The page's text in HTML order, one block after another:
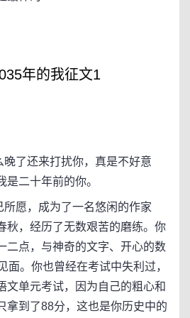
年的我征文1
了还来打扰你，真是不好意
是二十年前的你。
愿，成为了一名悠闲的作家
秋，经历了无数艰苦的磨练。你
二点，与神奇的文字、开心的数
面。你也曾经在考试中失利过，
文单元考试，因为自己的粗心和
拿到了88分，这也是你历史中的